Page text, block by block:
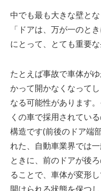
中でも最も大きな壁と
「ドアは、万が一のと
にとって、とても重要な
たとえば事故で車体が
かって開かなくなって
なる可能性があります
くの車で採用されてい
構造です(前後のドア端
れた、自動車業界では
ときに、前のドアが後
ることで、車体が変形